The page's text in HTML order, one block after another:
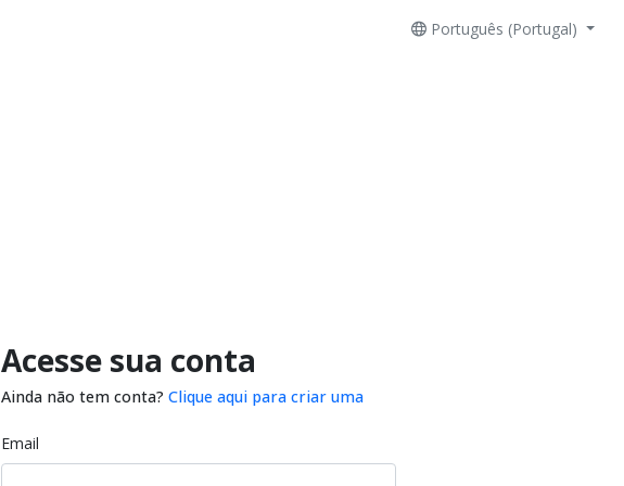
Português (Portugal)
Acesse sua conta
Ainda não tem conta? Clique aqui para criar uma
Email